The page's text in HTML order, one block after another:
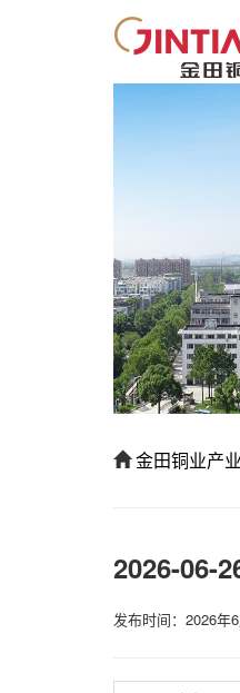
金田铜业产
2026-06-
发布时间：2026年